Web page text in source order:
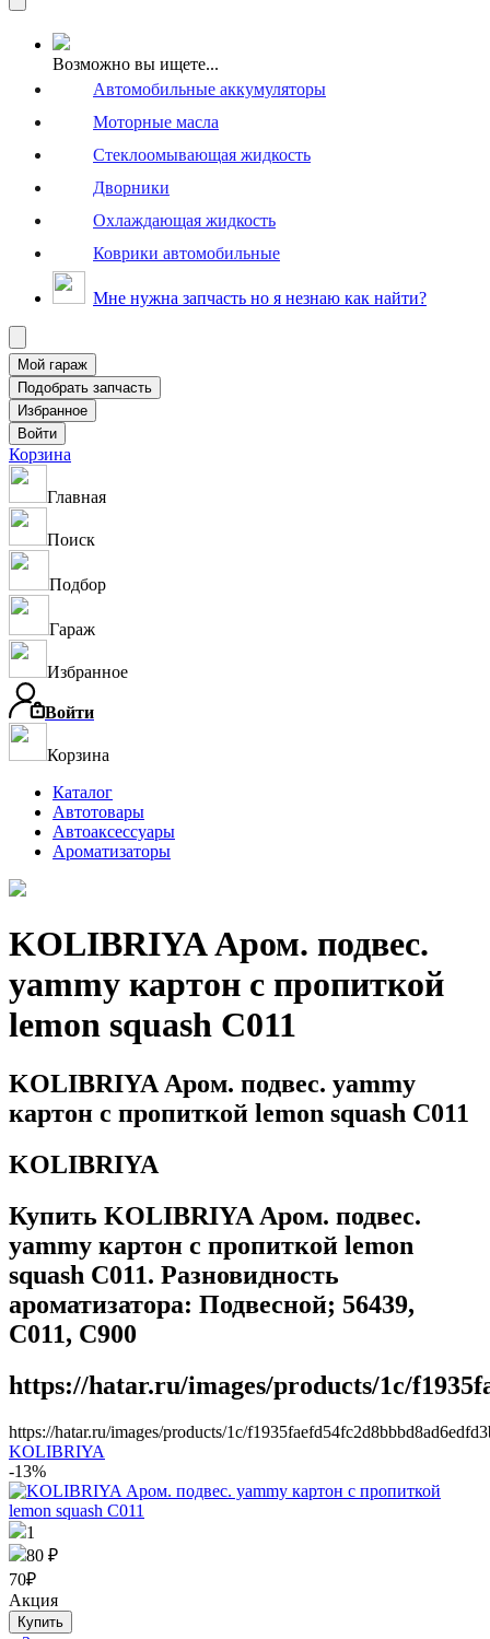
Возможно вы ищете...
Автомобильные аккумуляторы
Моторные масла
Стеклоомывающая жидкость
Дворники
Охлаждающая жидкость
Коврики автомобильные
Мне нужна запчасть но я незнаю как найти?
Корзина
Главная
Поиск
Подбор
Гараж
Избранное
Войти
Корзина
Каталог
Автотовары
Автоаксессуары
Ароматизаторы
KOLIBRIYA Аром. подвес.
yammy картон с пропиткой
lemon squash C011
KOLIBRIYA Аром. подвес. yammy
картон с пропиткой lemon squash C011
KOLIBRIYA
Купить KOLIBRIYA Аром. подвес.
yammy картон с пропиткой lemon
squash C011. Разновидность
ароматизатора: Подвесной; 56439,
C011, C900
https://hatar.ru/images/products/1c/
https://hatar.ru/images/products/1c/
KOLIBRIYA
-13%
1
80 ₽
70₽
Акция